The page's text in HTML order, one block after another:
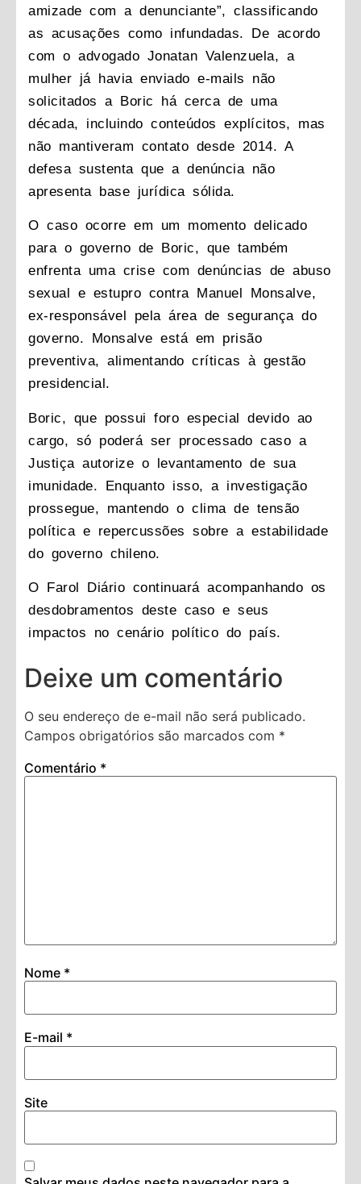
amizade com a denunciante”, classificando
as acusações como infundadas. De acordo
com o advogado Jonatan Valenzuela, a
mulher já havia enviado e-mails não
solicitados a Boric há cerca de uma
década, incluindo conteúdos explícitos, mas
não mantiveram contato desde 2014. A
defesa sustenta que a denúncia não
apresenta base jurídica sólida.
O caso ocorre em um momento delicado
para o governo de Boric, que também
enfrenta uma crise com denúncias de abuso
sexual e estupro contra Manuel Monsalve,
ex-responsável pela área de segurança do
governo. Monsalve está em prisão
preventiva, alimentando críticas à gestão
presidencial.
Boric, que possui foro especial devido ao
cargo, só poderá ser processado caso a
Justiça autorize o levantamento de sua
imunidade. Enquanto isso, a investigação
prossegue, mantendo o clima de tensão
política e repercussões sobre a estabilidade
do governo chileno.
O Farol Diário continuará acompanhando os
desdobramentos deste caso e seus
impactos no cenário político do país.
Deixe um comentário
O seu endereço de e-mail não será publicado.
Campos obrigatórios são marcados com *
Comentário *
Nome *
E-mail *
Site